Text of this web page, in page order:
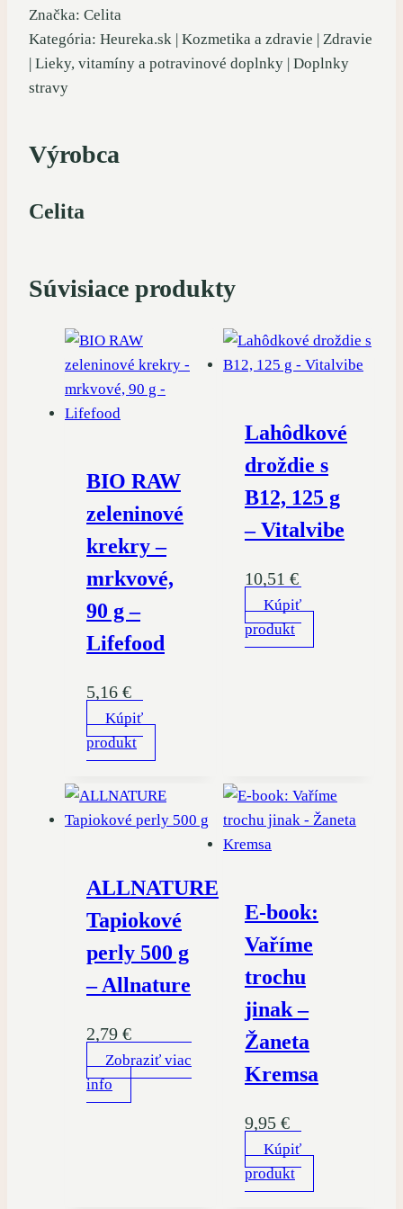
Značka: Celita
Kategória: Heureka.sk | Kozmetika a zdravie | Zdravie
| Lieky, vitamíny a potravinové doplnky | Doplnky
stravy
Výrobca
Celita
Súvisiace produkty
BIO RAW
zeleninové
krekry –
mrkvové,
90 g –
Lifefood
5,16 €
Kúpiť
produkt
Lahôdkové
droždie s
B12, 125 g
– Vitalvibe
10,51 €
Kúpiť
produkt
ALLNATURE
Tapiokové
perly 500 g
– Allnature
2,79 €
Zobraziť viac
info
E-book:
Vaříme
trochu
jinak –
Žaneta
Kremsa
9,95 €
Kúpiť
produkt